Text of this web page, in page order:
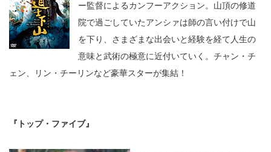
ー監督によるカンフーアクション。山頂の修道
院で過ごしていたアンシァは師の言い付けで山
を下り、さまざまな出会いと経験を経て人生の
意味と武術の極意に近付いていく。チャン・チ
ェン、リン・チーリンなど豪華スターが集結！
『トップ・ファイブ』